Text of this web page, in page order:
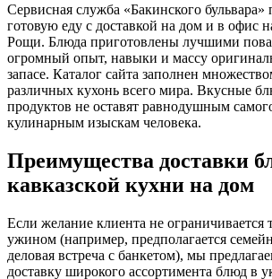
Сервисная служба «Бакинского бульвара»
готовую еду с доставкой на дом и в офис
Рощи. Блюда приготовлены лучшими
огромный опыт, навыки и массу
запасе. Каталог сайта заполнен
различных кухонь всего мира. Вкусные
продуктов не оставят равнодушным
кулинарным изыскам человека.
Преимущества доставки
кавказской кухни на дом
Если желание клиента не ограничивается
ужином (например, предполагается
деловая встреча с банкетом), мы
доставку широкого ассортимента блюд в